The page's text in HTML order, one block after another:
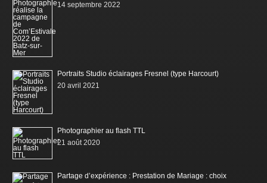
14 septembre 2022
Portraits Studio éclairages Fresnel (type Harcourt)
20 avril 2021
Photographier au flash TTL
21 août 2020
Partage d’expérience : Prestation de Mariage : choix